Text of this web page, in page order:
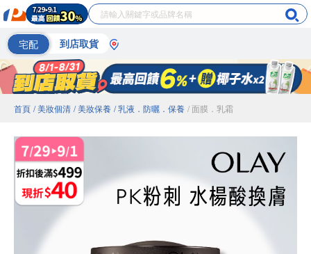
宅配 到店取貨
首頁 / 美妝個清 / 美妝保養 / 乳液．防曬．保養 / 面膜．乳霜